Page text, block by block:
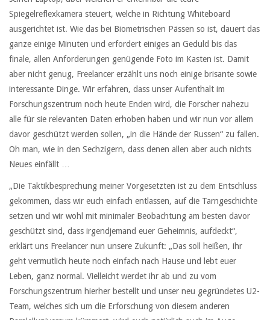
Spiegelreflexkamera steuert, welche in Richtung Whiteboard
ausgerichtet ist. Wie das bei Biometrischen Pässen so ist, dauert das
ganze einige Minuten und erfordert einiges an Geduld bis das
finale, allen Anforderungen genügende Foto im Kasten ist. Damit
aber nicht genug, Freelancer erzählt uns noch einige brisante sowie
interessante Dinge. Wir erfahren, dass unser Aufenthalt im
Forschungszentrum noch heute Enden wird, die Forscher nahezu
alle für sie relevanten Daten erhoben haben und wir nun vor allem
davor geschützt werden sollen, „in die Hände der Russen“ zu fallen.
Oh man, wie in den Sechzigern, dass denen allen aber auch nichts
Neues einfällt …
„Die Taktikbesprechung meiner Vorgesetzten ist zu dem Entschluss
gekommen, dass wir euch einfach entlassen, auf die Tarngeschichte
setzen und wir wohl mit minimaler Beobachtung am besten davor
geschützt sind, dass irgendjemand euer Geheimnis, aufdeckt“,
erklärt uns Freelancer nun unsere Zukunft: „Das soll heißen, ihr
geht vermutlich heute noch einfach nach Hause und lebt euer
Leben, ganz normal. Vielleicht werdet ihr ab und zu vom
Forschungszentrum hierher bestellt und unser neu gegründetes U2-
Team, welches sich um die Erforschung von diesem anderen